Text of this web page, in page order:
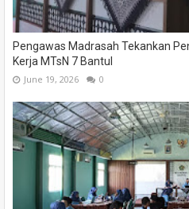
Pengawas Madrasah Tekankan
Kerja MTsN 7 Bantul
June 19, 2026 0